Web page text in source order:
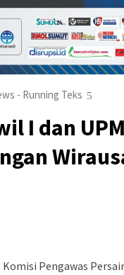
- Running Teks
I dan
Komisi Pengawas